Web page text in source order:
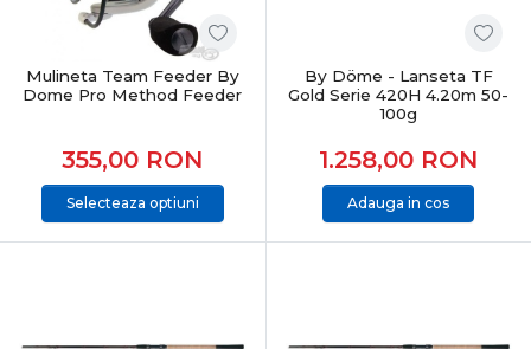
Mulineta Team Feeder By
Dome Pro Method Feeder
355,00 RON
Selecteaza optiuni
By Döme - Lanseta TF
Gold Serie 420H 4.20m 50-
100g
1.258,00 RON
Adauga in cos